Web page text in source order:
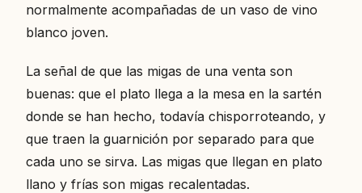
normalmente acompañadas de un vaso de vino
blanco joven.
La señal de que las migas de una venta son
buenas: que el plato llega a la mesa en la sartén
donde se han hecho, todavía chisporroteando, y
que traen la guarnición por separado para que
cada uno se sirva. Las migas que llegan en plato
llano y frías son migas recalentadas.